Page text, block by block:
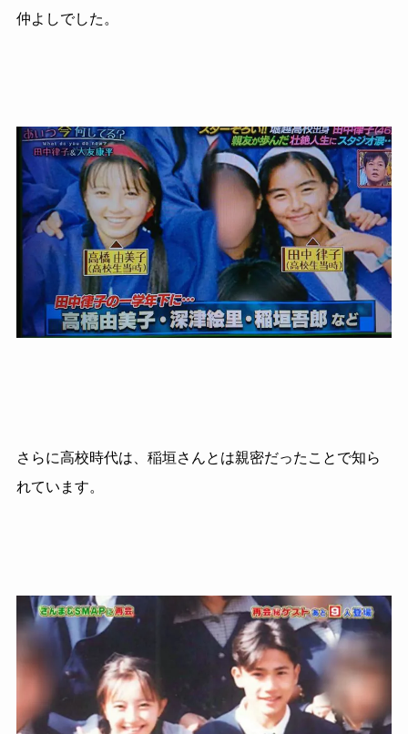
仲よしでした。
さらに高校時代は、稲垣さんとは親密だったことで知ら
れています。